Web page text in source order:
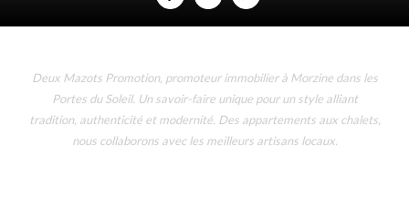
Deux Mazots Promotion, promoteur immobilier à Morzine dans les
Portes du Soleil. Un savoir-faire unique pour un style alliant
tradition, authenticité et modernité. Des appartements aux chalets,
nous collaborons avec les meilleurs artisans locaux.